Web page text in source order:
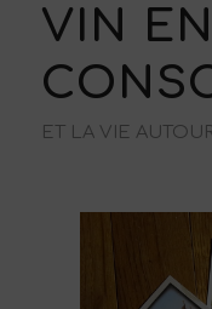
VIN
ET LA VIE